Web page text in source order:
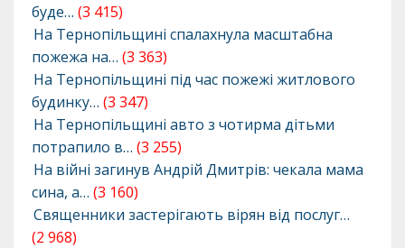
буде… (3 415)
На Тернопільщині спалахнула масштабна
пожежа на… (3 363)
На Тернопільщині під час пожежі житлового
будинку… (3 347)
На Тернопільщині авто з чотирма дітьми
потрапило в… (3 255)
На війні загинув Андрій Дмитрів: чекала мама
сина, а… (3 160)
Священники застерігають вірян від послуг…
(2 968)